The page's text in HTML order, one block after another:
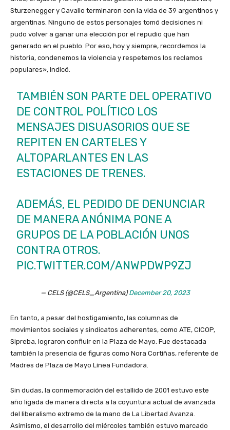
Sturzenegger y Cavallo terminaron con la vida de 39 argentinos y
argentinas. Ninguno de estos personajes tomó decisiones ni
pudo volver a ganar una elección por el repudio que han
generado en el pueblo. Por eso, hoy y siempre, recordemos la
historia, condenemos la violencia y respetemos los reclamos
populares», indicó.
TAMBIÉN SON PARTE DEL OPERATIVO
DE CONTROL POLÍTICO LOS
MENSAJES DISUASORIOS QUE SE
REPITEN EN CARTELES Y
ALTOPARLANTES EN LAS
ESTACIONES DE TRENES.
ADEMÁS, EL PEDIDO DE DENUNCIAR
DE MANERA ANÓNIMA PONE A
GRUPOS DE LA POBLACIÓN UNOS
CONTRA OTROS.
PIC.TWITTER.COM/ANWPDWP9ZJ
— CELS (@CELS_Argentina)December 20, 2023
En tanto, a pesar del hostigamiento, las columnas de
movimientos sociales y sindicatos adherentes, como ATE, CICOP,
Sipreba, lograron confluir en la Plaza de Mayo. Fue destacada
también la presencia de figuras como Nora Cortiñas, referente de
Madres de Plaza de Mayo Línea Fundadora.
Sin dudas, la conmemoración del estallido de 2001 estuvo este
año ligada de manera directa a la coyuntura actual de avanzada
del liberalismo extremo de la mano de La Libertad Avanza.
Asimismo, el desarrollo del miércoles también estuvo marcado